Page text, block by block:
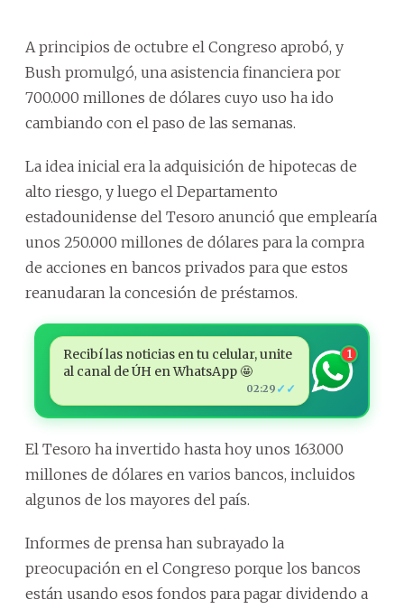
A principios de octubre el Congreso aprobó, y
Bush promulgó, una asistencia financiera por
700.000 millones de dólares cuyo uso ha ido
cambiando con el paso de las semanas.
La idea inicial era la adquisición de hipotecas de
alto riesgo, y luego el Departamento
estadounidense del Tesoro anunció que emplearía
unos 250.000 millones de dólares para la compra
de acciones en bancos privados para que estos
reanudaran la concesión de préstamos.
Recibí las noticias en tu celular, unite
al canal de ÚH en WhatsApp 🤩
02:29 ✓✓
1
El Tesoro ha invertido hasta hoy unos 163.000
millones de dólares en varios bancos, incluidos
algunos de los mayores del país.
Informes de prensa han subrayado la
preocupación en el Congreso porque los bancos
están usando esos fondos para pagar dividendo a